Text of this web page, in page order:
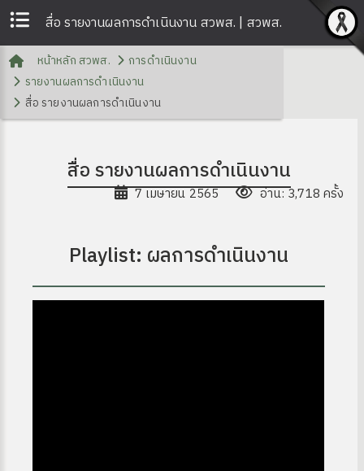
สื่อ รายงานผลการดำเนินงาน สวพส. | สวพส.
หน้าหลัก สวพส.
การดำเนินงาน
รายงานผลการดำเนินงาน
สื่อ รายงานผลการดำเนินงาน
สื่อ รายงานผลการดำเนินงาน
7 เมษายน 2565 อ่าน: 3,718 ครั้ง
Playlist: ผลการดำเนินงาน